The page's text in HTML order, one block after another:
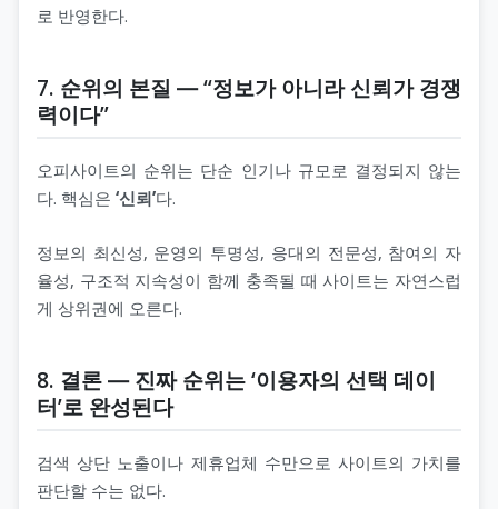
로 반영한다.
7. 순위의 본질 ― “정보가 아니라 신뢰가 경쟁
력이다”
오피사이트의 순위는 단순 인기나 규모로 결정되지 않는
다. 핵심은 ‘신뢰’다.
정보의 최신성, 운영의 투명성, 응대의 전문성, 참여의 자
율성, 구조적 지속성이 함께 충족될 때 사이트는 자연스럽
게 상위권에 오른다.
8. 결론 ― 진짜 순위는 ‘이용자의 선택 데이
터’로 완성된다
검색 상단 노출이나 제휴업체 수만으로 사이트의 가치를
판단할 수는 없다.